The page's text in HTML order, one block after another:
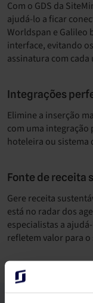
Com o GDS da
ajudá-lo a ficar
Worldspan e Galileo
interface, evitando
assinatura com cada
Integrações
Elimine a inserção
com uma integração
hoteleira ou sistema
Fonte de receita
Gere receita
está no radar dos
especialistas a
refletem valor para